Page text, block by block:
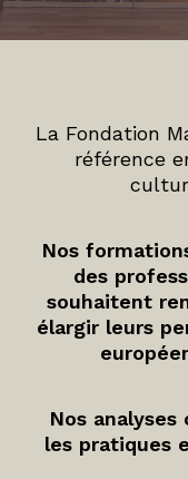
La Fondation
référence
Nos
des
souhaitent
élargir leurs
Nos
les pratiques